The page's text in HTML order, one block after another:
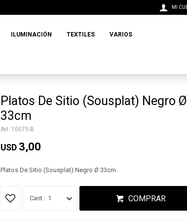
ILUMINACIÓN TEXTILES VARIOS
Platos De Sitio (Sousplat) Negro Ø
33cm
10075-B
USD 3,00
Platos De Sitio (Sousplat) Negro Ø 33cm
1 COMPRAR